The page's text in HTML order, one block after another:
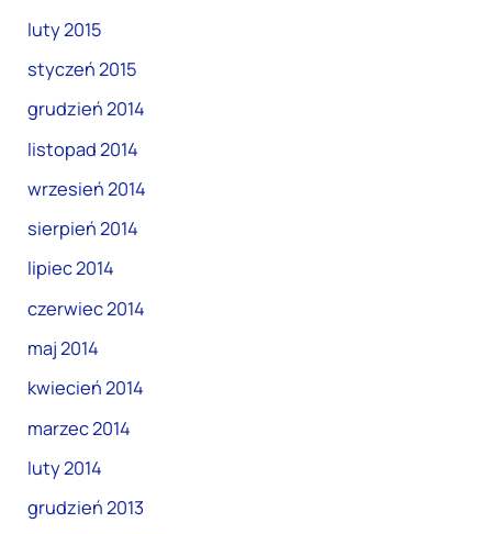
luty 2015
styczeń 2015
grudzień 2014
listopad 2014
wrzesień 2014
sierpień 2014
lipiec 2014
czerwiec 2014
maj 2014
kwiecień 2014
marzec 2014
luty 2014
grudzień 2013